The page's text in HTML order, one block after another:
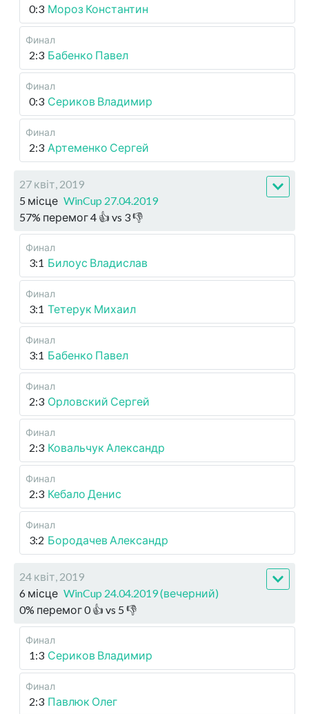
0:3 Мороз Константин
Финал
2:3 Бабенко Павел
Финал
0:3 Сериков Владимир
Финал
2:3 Артеменко Сергей
27 квіт, 2019
5 місце WinCup 27.04.2019
57% перемог4 👍 vs 3👎
Финал
3:1 Билоус Владислав
Финал
3:1 Тетерук Михаил
Финал
3:1 Бабенко Павел
Финал
2:3 Орловский Сергей
Финал
2:3 Ковальчук Александр
Финал
2:3 Кебало Денис
Финал
3:2 Бородачев Александр
24 квіт, 2019
6 місце WinCup 24.04.2019 (вечерний)
0% перемог0👍 vs 5 👎
Финал
1:3 Сериков Владимир
Финал
2:3 Павлюк Олег